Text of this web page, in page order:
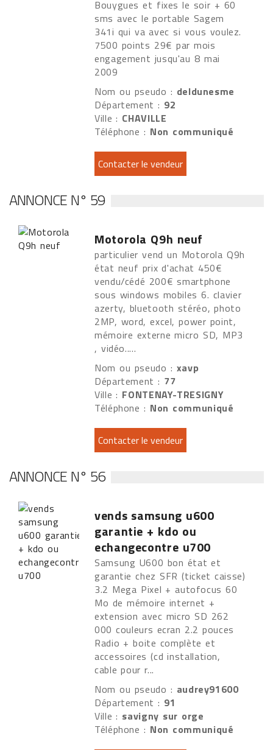
Bouygues et fixes le soir + 60
sms avec le portable Sagem
341i qui va avec si vous voulez.
7500 points 29€ par mois
engagement jusqu'au 8 mai
2009
Nom ou pseudo : deldunesme
Département : 92
Ville : CHAVILLE
Téléphone : Non communiqué
ANNONCE N° 59
Motorola Q9h neuf
particulier vend un Motorola Q9h
état neuf prix d'achat 450€
vendu/cédé 200€ smartphone
sous windows mobiles 6. clavier
azerty, bluetooth stéréo, photo
2MP, word, excel, power point,
mémoire externe micro SD, MP3
, vidéo.....
Nom ou pseudo : xavp
Département : 77
Ville : FONTENAY-TRESIGNY
Téléphone : Non communiqué
ANNONCE N° 56
vends samsung u600
garantie + kdo ou
echangecontre u700
Samsung U600 bon état et
garantie chez SFR (ticket caisse)
3.2 Mega Pixel + autofocus 60
Mo de mémoire internet +
extension avec micro SD 262
000 couleurs ecran 2.2 pouces
Radio + boite complète et
accessoires (cd installation,
cable pour r...
Nom ou pseudo : audrey91600
Département : 91
Ville : savigny sur orge
Téléphone : Non communiqué